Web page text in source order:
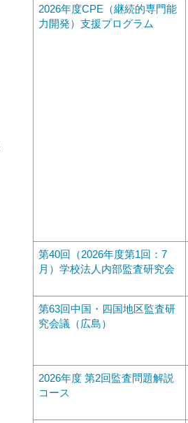
2026年度CPE（継続的専門能
力開発）支援プログラム
第40回（2026年度第1回：7
月）学校法人内部監査研究会
第63回中国・四国地区監査研
究会議（広島）
2026年度 第2回監査問題解説
コース